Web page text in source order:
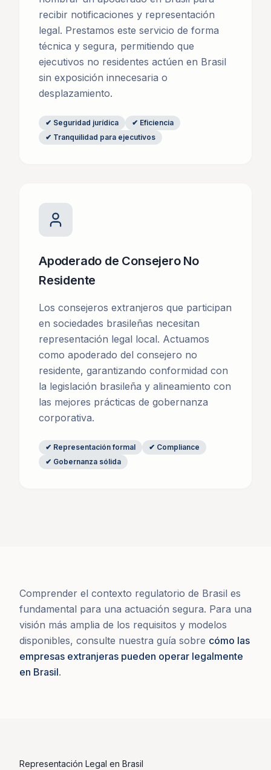
recibir notificaciones y representación
legal. Prestamos este servicio de forma
técnica y segura, permitiendo que
ejecutivos no residentes actúen en Brasil
sin exposición innecesaria o
desplazamiento.
✔ Seguridad jurídica ✔ Eficiencia
✔ Tranquilidad para ejecutivos
Apoderado de Consejero No
Residente
Los consejeros extranjeros que participan
en sociedades brasileñas necesitan
representación legal local. Actuamos
como apoderado del consejero no
residente, garantizando conformidad con
la legislación brasileña y alineamiento con
las mejores prácticas de gobernanza
corporativa.
✔ Representación formal ✔ Compliance
✔ Gobernanza sólida
Comprender el contexto regulatorio de Brasil es
fundamental para una actuación segura. Para una
visión más amplia de los requisitos y modelos
disponibles, consulte nuestra guía sobre cómo las
empresas extranjeras pueden operar legalmente
en Brasil.
Representación Legal en Brasil